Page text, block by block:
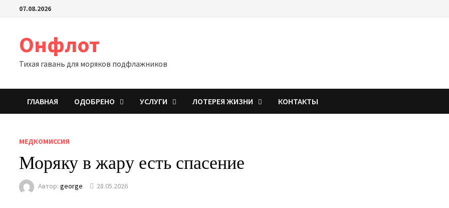
Перейти07.08.2026
Онфлот
Тихая гавань для моряков подфлажников
ГЛАВНАЯ ОДОБРЕНО УСЛУГИ ЛОТЕРЕЯ ЖИЗНИ КОНТАКТЫ
МЕДКОМИССИЯ
Моряку в жару есть спасение
Автор:george 28.05.2026